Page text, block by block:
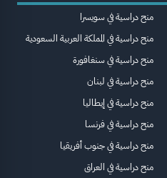
منح دراسية في سويسرا
منح دراسية في المملكة العربية السعودية
منح دراسية في سنغافورة
منح دراسية في لبنان
منح دراسية في إيطاليا
منح دراسية في فرنسا
منح دراسية في جنوب أفريقيا
منح دراسية في العراق